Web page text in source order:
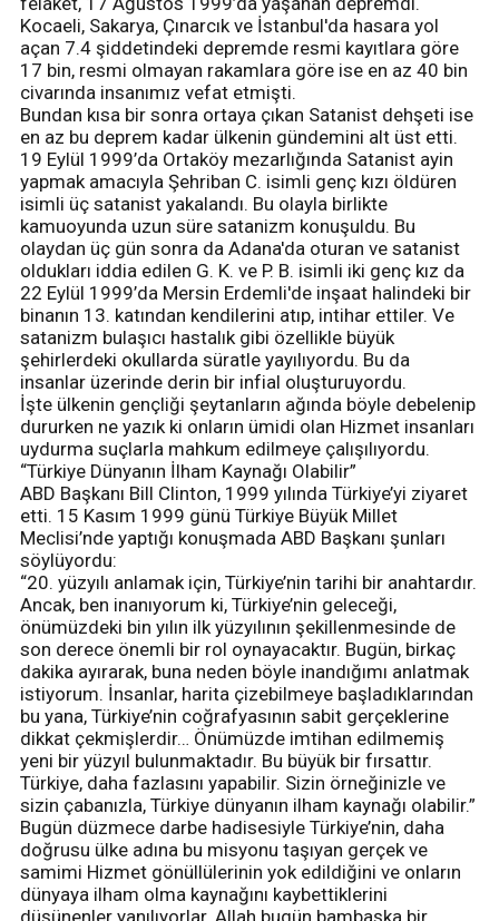
Kocaeli, Sakarya, Çınarcık ve İstanbul'da hasara yol
açan 7.4 şiddetindeki depremde resmi kayıtlara göre
17 bin, resmi olmayan rakamlara göre ise en az 40 bin
civarında insanımız vefat etmişti.
Bundan kısa bir sonra ortaya çıkan Satanist dehşeti ise
en az bu deprem kadar ülkenin gündemini alt üst etti.
19 Eylül 1999’da Ortaköy mezarlığında Satanist ayin
yapmak amacıyla Şehriban C. isimli genç kızı öldüren
isimli üç satanist yakalandı. Bu olayla birlikte
kamuoyunda uzun süre satanizm konuşuldu. Bu
olaydan üç gün sonra da Adana'da oturan ve satanist
oldukları iddia edilen G. K. ve P. B. isimli iki genç kız da
22 Eylül 1999’da Mersin Erdemli'de inşaat halindeki bir
binanın 13. katından kendilerini atıp, intihar ettiler. Ve
satanizm bulaşıcı hastalık gibi özellikle büyük
şehirlerdeki okullarda süratle yayılıyordu. Bu da
insanlar üzerinde derin bir infial oluşturuyordu.
İşte ülkenin gençliği şeytanların ağında böyle debelenip
dururken ne yazık ki onların ümidi olan Hizmet insanları
uydurma suçlarla mahkum edilmeye çalışılıyordu.
“Türkiye Dünyanın İlham Kaynağı Olabilir”
ABD Başkanı Bill Clinton, 1999 yılında Türkiye’yi ziyaret
etti. 15 Kasım 1999 günü Türkiye Büyük Millet
Meclisi’nde yaptığı konuşmada ABD Başkanı şunları
söylüyordu:
“20. yüzyılı anlamak için, Türkiye’nin tarihi bir anahtardır.
Ancak, ben inanıyorum ki, Türkiye’nin geleceği,
önümüzdeki bin yılın ilk yüzyılının şekillenmesinde de
son derece önemli bir rol oynayacaktır. Bugün, birkaç
dakika ayırarak, buna neden böyle inandığımı anlatmak
istiyorum. İnsanlar, harita çizebilmeye başladıklarından
bu yana, Türkiye’nin coğrafyasının sabit gerçeklerine
dikkat çekmişlerdir… Önümüzde imtihan edilmemiş
yeni bir yüzyıl bulunmaktadır. Bu büyük bir fırsattır.
Türkiye, daha fazlasını yapabilir. Sizin örneğinizle ve
sizin çabanızla, Türkiye dünyanın ilham kaynağı olabilir.”
Bugün düzmece darbe hadisesiyle Türkiye’nin, daha
doğrusu ülke adına bu misyonu taşıyan gerçek ve
samimi Hizmet gönüllülerinin yok edildiğini ve onların
dünyaya ilham olma kaynağını kaybettiklerini